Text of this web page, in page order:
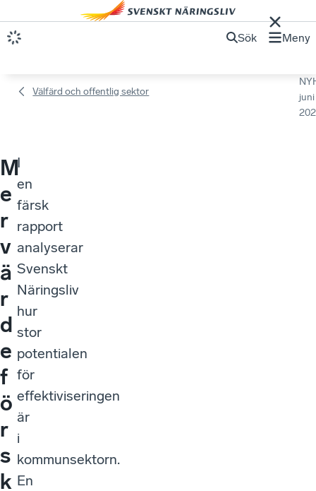
Sök Meny
Välfärd och offentlig sektor
juni
M
e
r
v
ä
r
d
e
f
ö
r
s
k
I
en
färsk
rapport
analyserar
Svenskt
Näringsliv
hur
stor
potentialen
för
effektiviseringen
är
i
kommunsektorn.
En